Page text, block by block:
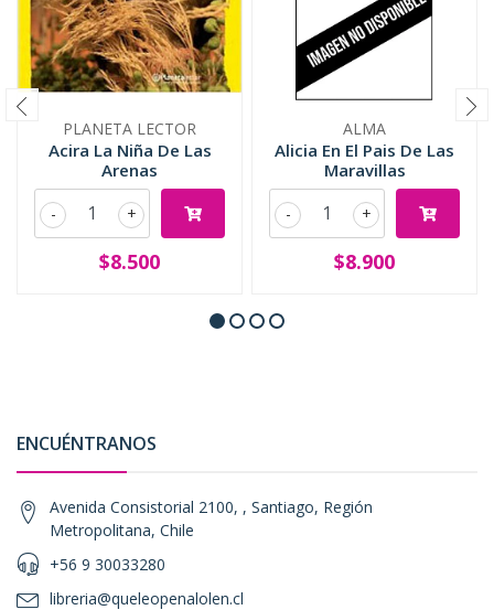
PLANETA LECTOR
Acira La Niña De Las
Arenas
+
-
$8.500
ALMA
Alicia En El Pais De Las
Maravillas
+
-
$8.900
ENCUÉNTRANOS
Avenida Consistorial 2100, , Santiago, Región
Metropolitana, Chile
+56 9 30033280
libreria@queleopenalolen.cl